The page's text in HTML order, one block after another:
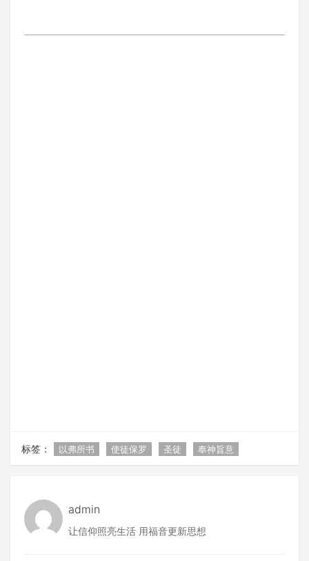
标签： 以弗所书 使徒保罗 圣徒 奉神旨意
admin
让信仰照亮生活 用福音更新思想